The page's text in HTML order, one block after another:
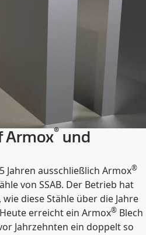
Armox® und
Jahren ausschließlich Armox®
von SSAB. Der Betrieb hat
diese Stähle über die Jahre
erreicht ein Armox® Blech
Jahrzehnten ein doppelt so